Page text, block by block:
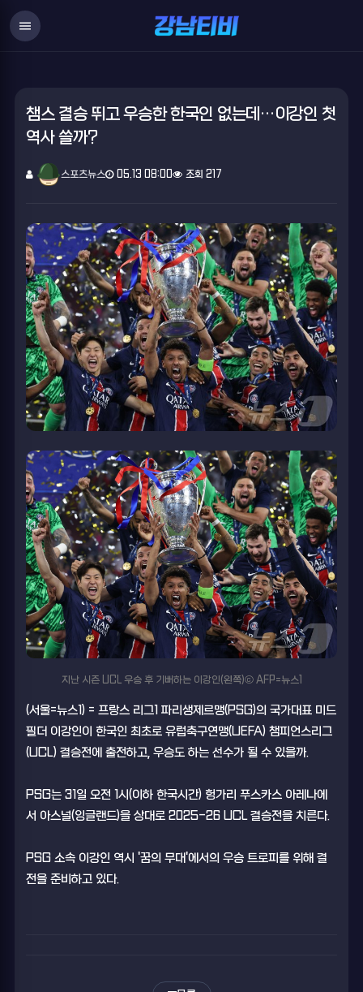
menu
챔스 결승 뛰고 우승한 한국인 없는데…이강인 첫
역사 쓸까?
스포츠뉴스 05.13 08:00 조회 217
지난 시즌 UCL 우승 후 기뻐하는 이강인(왼쪽)ⓒ AFP=뉴스1
(서울=뉴스1) = 프랑스 리그1 파리생제르맹(PSG)의 국가대표 미드
필더 이강인이 한국인 최초로 유럽축구연맹(UEFA) 챔피언스리그
(UCL) 결승전에 출전하고, 우승도 하는 선수가 될 수 있을까.
PSG는 31일 오전 1시(이하 한국시간) 헝가리 푸스카스 아레나에
서 아스널(잉글랜드)을 상대로 2025-26 UCL 결승전을 치른다.
PSG 소속 이강인 역시 '꿈의 무대'에서의 우승 트로피를 위해 결
전을 준비하고 있다.